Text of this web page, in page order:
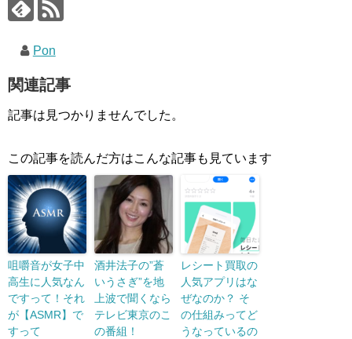
Pon
関連記事
記事は見つかりませんでした。
この記事を読んだ方はこんな記事も見ています
咀嚼音が女子中
高生に人気なん
ですって！それ
が【ASMR】で
すって
酒井法子の”蒼
いうさぎ”を地
上波で聞くなら
テレビ東京のこ
の番組！
レシート買取の
人気アプリはな
ぜなのか？ そ
の仕組みってど
うなっているの